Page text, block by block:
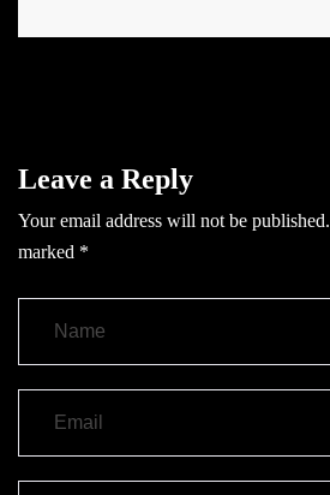
Leave a Reply
Your email address will not be published.
marked *